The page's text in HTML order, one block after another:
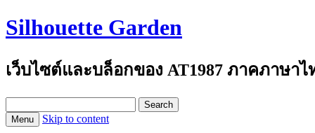
Silhouette Garden
เว็บไซต์และบล็อกของ AT1987 ภาคภาษาไ
for:Menu Skip to content